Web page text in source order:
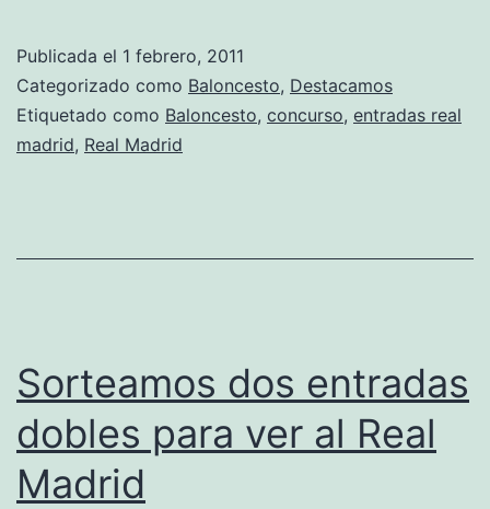
Real
Madrid-
Bizcaia
Publicada el 1 febrero, 2011
Categorizado como Baloncesto, Destacamos
Etiquetado como Baloncesto, concurso, entradas real
madrid, Real Madrid
Sorteamos dos entradas
dobles para ver al Real
Madrid